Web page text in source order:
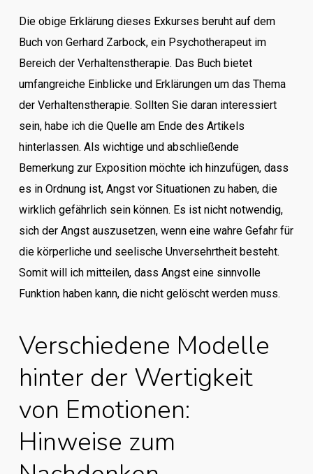
Die obige Erklärung dieses Exkurses beruht auf dem
Buch von Gerhard Zarbock, ein Psychotherapeut im
Bereich der Verhaltenstherapie. Das Buch bietet
umfangreiche Einblicke und Erklärungen um das Thema
der Verhaltenstherapie. Sollten Sie daran interessiert
sein, habe ich die Quelle am Ende des Artikels
hinterlassen. Als wichtige und abschließende
Bemerkung zur Exposition möchte ich hinzufügen, dass
es in Ordnung ist, Angst vor Situationen zu haben, die
wirklich gefährlich sein können. Es ist nicht notwendig,
sich der Angst auszusetzen, wenn eine wahre Gefahr für
die körperliche und seelische Unversehrtheit besteht.
Somit will ich mitteilen, dass Angst eine sinnvolle
Funktion haben kann, die nicht gelöscht werden muss.
Verschiedene Modelle
hinter der Wertigkeit
von Emotionen:
Hinweise zum